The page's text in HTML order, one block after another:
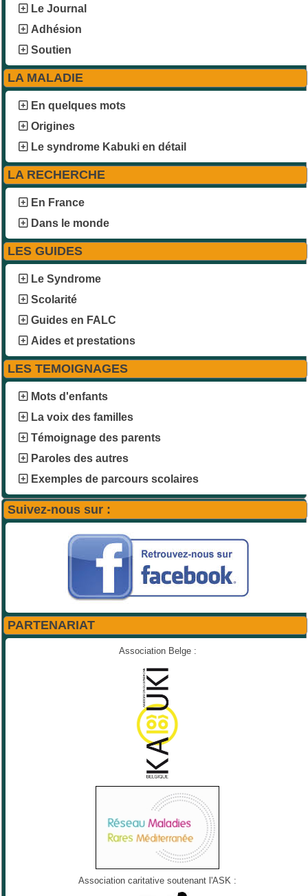
Le Journal
Adhésion
Soutien
LA MALADIE
En quelques mots
Origines
Le syndrome Kabuki en détail
LA RECHERCHE
En France
Dans le monde
LES GUIDES
Le Syndrome
Scolarité
Guides en FALC
Aides et prestations
LES TEMOIGNAGES
Mots d'enfants
La voix des familles
Témoignage des parents
Paroles des autres
Exemples de parcours scolaires
Suivez-nous sur :
PARTENARIAT
Association Belge :
Association caritative soutenant l'ASK :